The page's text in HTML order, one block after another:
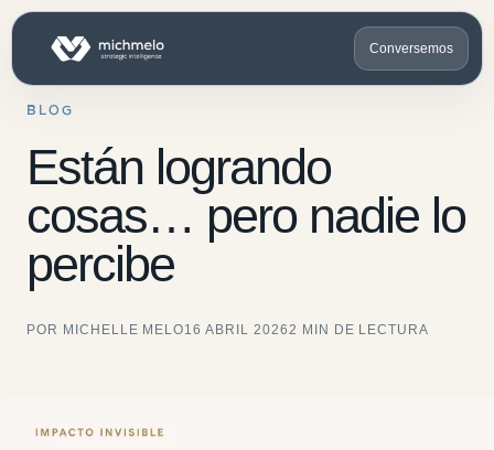
Conversemos
BLOG
Están logrando
cosas… pero nadie lo
percibe
POR MICHELLE MELO16 ABRIL 20262 MIN DE LECTURA